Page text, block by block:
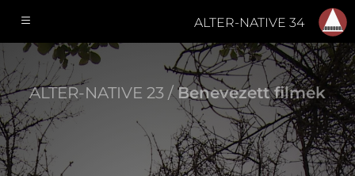
ALTER-NATIVE 34
ALTER-NATIVE 23 /Benevezett filmek